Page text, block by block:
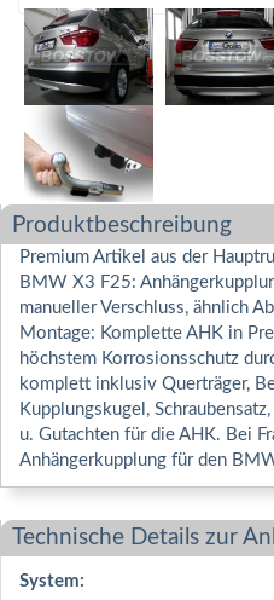
Produktbeschreibung
Premium Artikel aus der
BMW X3 F25:
manueller Verschluss, ähnlich
Montage: Komplette AHK in
höchstem Korrosionsschutz
komplett inklusiv Querträger,
Kupplungskugel,
u. Gutachten für die AHK. Bei
Anhängerkupplung für den
Technische Details zur
System: